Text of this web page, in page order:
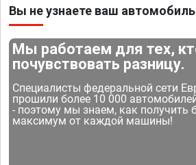
Вы не узнаете ваш
Мы работаем для тех,
почувствовать разницу.
Специалисты федеральной сети
прошили более 10 000
- поэтому мы знаем, как получить
максимум от каждой машины!